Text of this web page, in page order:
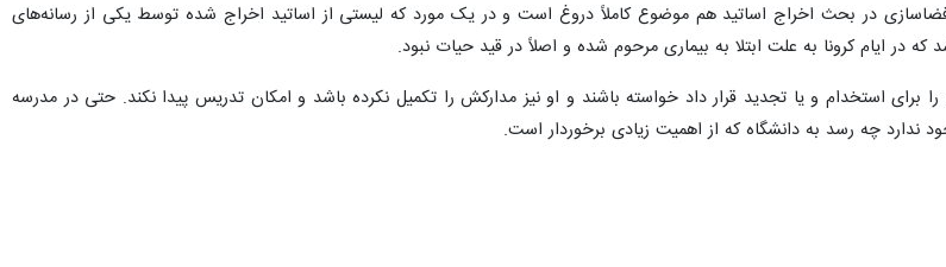
در بحث اخراج اساتید هم موضوع کاملاً دروغ است و در یک مورد که لیستی از اساتید اخراج شده توسط یکی از رسانه‌های
در ایام کرونا به علت ابتلا به بیماری مرحوم شده و اصلاً در قید حیات نبود.
استخدام و یا تجدید قرار داد خواسته باشند و او نیز مدارکش را تکمیل نکرده باشد و امکان تدریس پیدا نکند. حتی در مدرسه
چه رسد به دانشگاه که از اهمیت زیادی برخوردار است.